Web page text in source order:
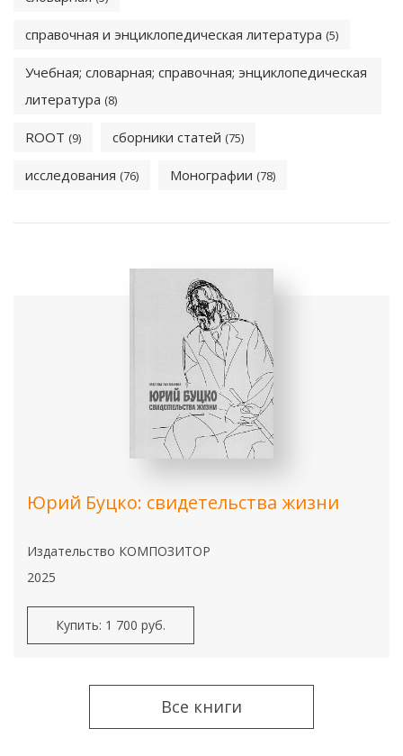
справочная и энциклопедическая литература (5)
Учебная; словарная; справочная; энциклопедическая
литература (8)
ROOT (9) сборники статей (75)
исследования (76) Монографии (78)
Юрий Буцко: свидетельства жизни
Издательство КОМПОЗИТОР
2025
Купить: 1 700 руб.
Все книги